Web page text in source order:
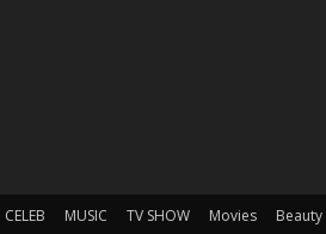
CELEB MUSIC TV SHOW Movies Beauty